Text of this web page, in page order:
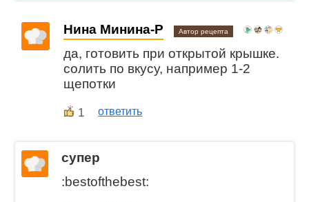
Нина Минина-Р Автор рецепта
да, готовить при открытой крышке.
солить по вкусу, например 1-2
щепотки
1 ответить
супер
:bestofthebest: